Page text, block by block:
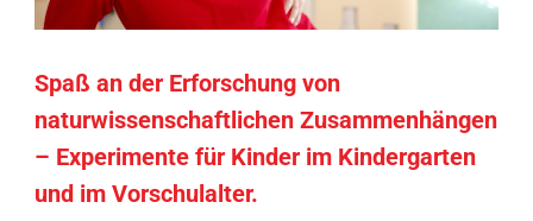
Spaß an der Erforschung von
naturwissenschaftlichen Zusammenhängen
– Experimente für Kinder im Kindergarten
und im Vorschulalter.